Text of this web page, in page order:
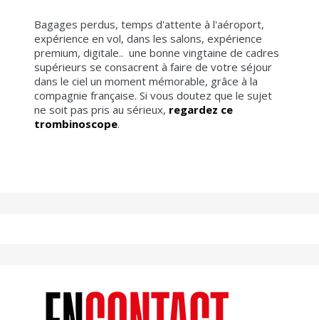
Bagages perdus, temps d'attente à l'aéroport,
expérience en vol, dans les salons, expérience
premium, digitale.. une bonne vingtaine de cadres
supérieurs se consacrent à faire de votre séjour
dans le ciel un moment mémorable, grâce à la
compagnie française. Si vous doutez que le sujet
ne soit pas pris au sérieux, regardez ce
trombinoscope.